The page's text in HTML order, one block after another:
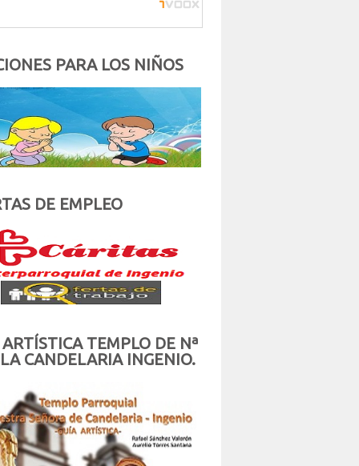
PARA LOS NIÑOS
DE EMPLEO
TEMPLO DE Nª
CANDELARIA INGENIO.